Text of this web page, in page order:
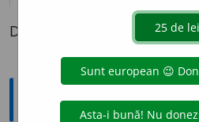
Definiția cu ID-ul 564117:
Explicative DEX